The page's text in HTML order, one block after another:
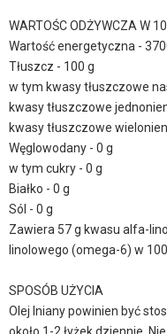
WARTOŚC ODŻYWCZA W
Wartość energetyczna -
Tłuszcz - 100 g
w tym kwasy tłuszczowe
kwasy tłuszczowe
kwasy tłuszczowe
Węglowodany - 0 g
w tym cukry - 0 g
Białko - 0 g
Sól - 0 g
Zawiera 57 g kwasu alfa-
linolowego (omega-6) w
SPOSÓB UŻYCIA
Olej lniany powinien być